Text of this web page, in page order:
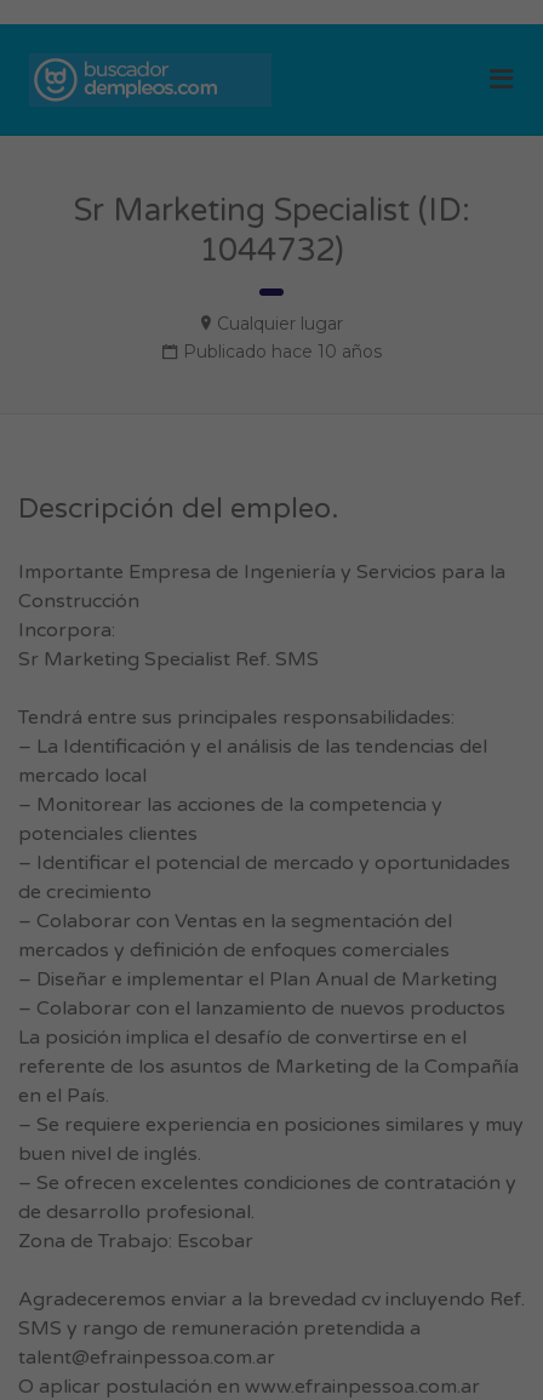
Sr Marketing Specialist (ID:
1044732)
Cualquier lugar
Publicado hace 10 años
Descripción del empleo.
Importante Empresa de Ingeniería y Servicios para la
Construcción
Incorpora:
Sr Marketing Specialist Ref. SMS
Tendrá entre sus principales responsabilidades:
– La Identificación y el análisis de las tendencias del
mercado local
– Monitorear las acciones de la competencia y
potenciales clientes
– Identificar el potencial de mercado y oportunidades
de crecimiento
– Colaborar con Ventas en la segmentación del
mercados y definición de enfoques comerciales
– Diseñar e implementar el Plan Anual de Marketing
– Colaborar con el lanzamiento de nuevos productos
La posición implica el desafío de convertirse en el
referente de los asuntos de Marketing de la Compañía
en el País.
– Se requiere experiencia en posiciones similares y muy
buen nivel de inglés.
– Se ofrecen excelentes condiciones de contratación y
de desarrollo profesional.
Zona de Trabajo: Escobar
Agradeceremos enviar a la brevedad cv incluyendo Ref.
SMS y rango de remuneración pretendida a
talent@efrainpessoa.com.ar
O aplicar postulación en www.efrainpessoa.com.ar